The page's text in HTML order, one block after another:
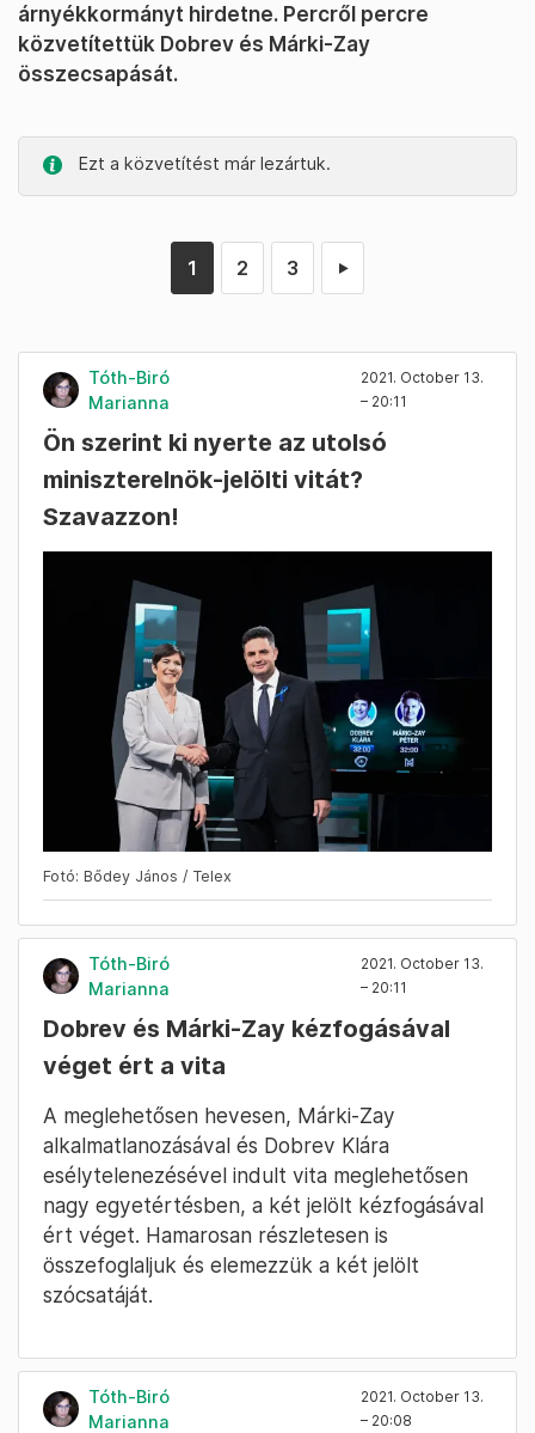
árnyékkormányt hirdetne. Percről percre
közvetítettük Dobrev és Márki-Zay
összecsapását.
Ezt a közvetítést már lezártuk.
1 2 3 ►
Tóth-Biró
Marianna
2021. October 13.
– 20:11
Ön szerint ki nyerte az utolsó
miniszterelnök-jelölti vitát?
Szavazzon!
Fotó: Bődey János / Telex
Tóth-Biró
Marianna
2021. October 13.
– 20:11
Dobrev és Márki-Zay kézfogásával
véget ért a vita
A meglehetősen hevesen, Márki-Zay
alkalmatlanozásával és Dobrev Klára
esélytelenezésével indult vita meglehetősen
nagy egyetértésben, a két jelölt kézfogásával
ért véget. Hamarosan részletesen is
összefoglaljuk és elemezzük a két jelölt
szócsatáját.
Tóth-Biró
Marianna
2021. October 13.
– 20:08